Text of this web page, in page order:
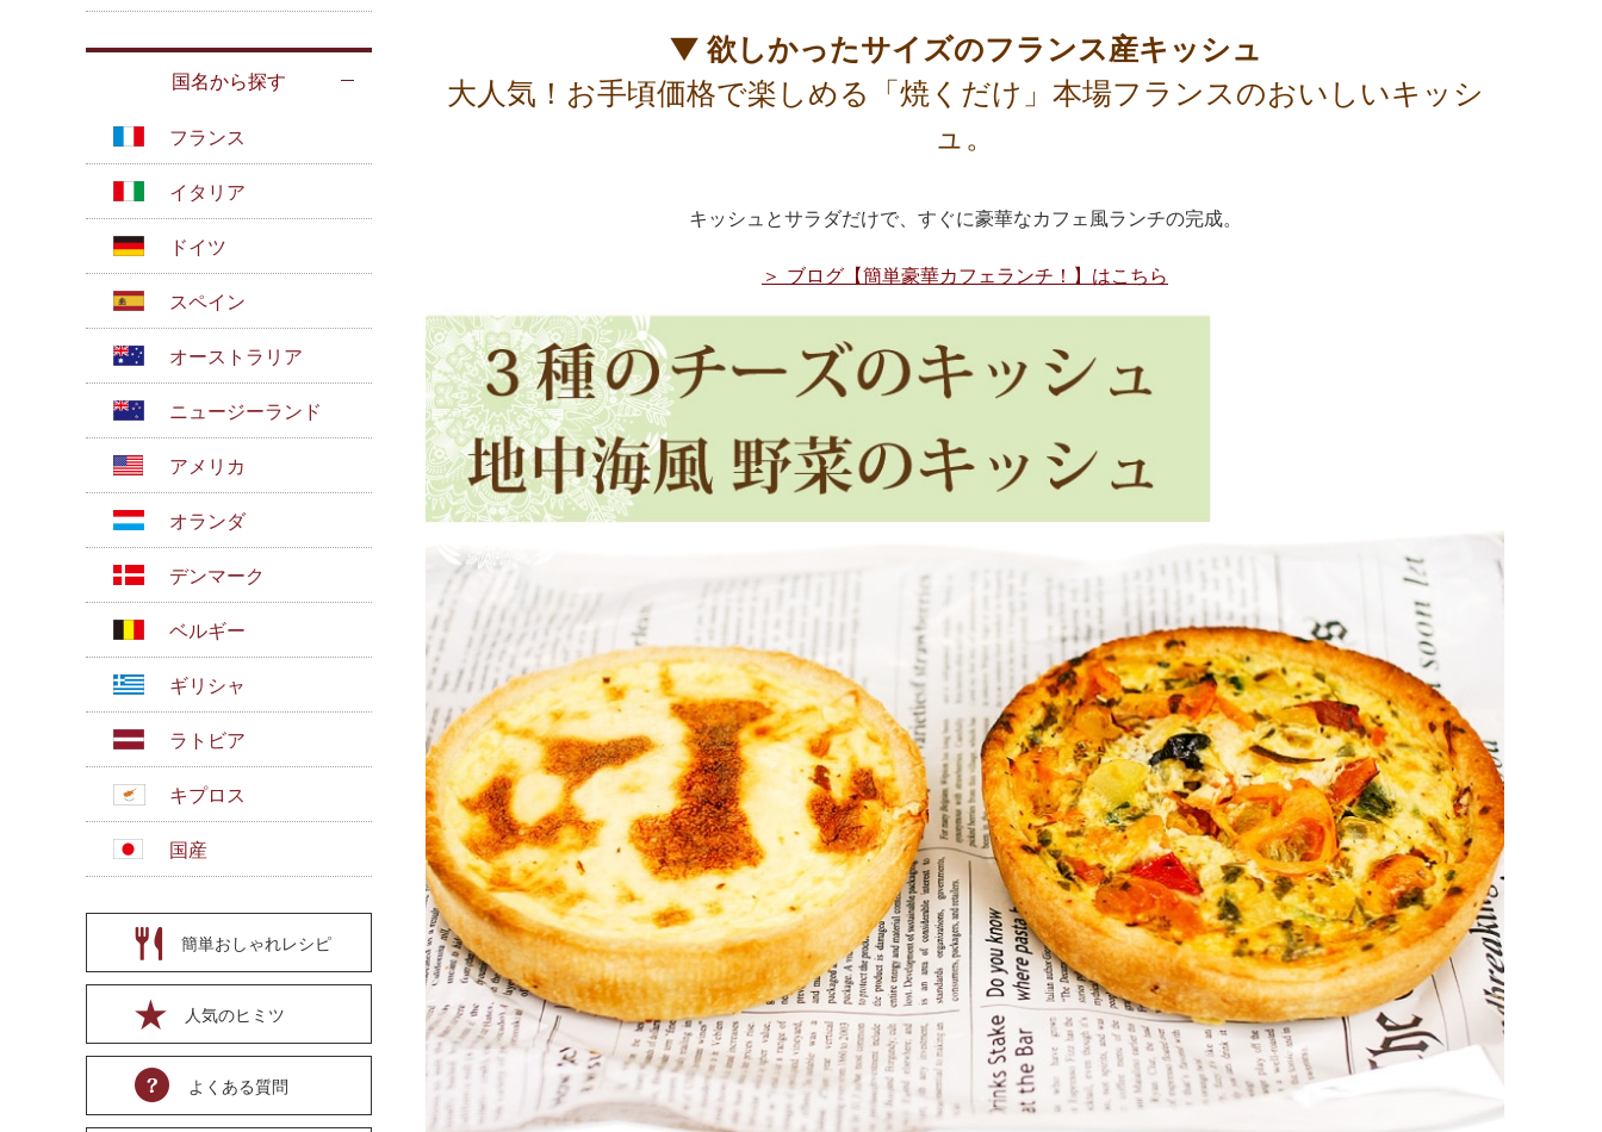
国名から探す
フランス
イタリア
ドイツ
スペイン
オーストラリア
ニュージーランド
アメリカ
オランダ
デンマーク
ベルギー
ギリシャ
ラトビア
キプロス
国産
簡単おしゃれレシピ
人気のヒミツ
よくある質問
▼ 欲しかったサイズのフランス産キッシュ
大人気！お手頃価格で楽しめる「焼くだけ」本場フランスのおいしいキッシ
ュ。
キッシュとサラダだけで、すぐに豪華なカフェ風ランチの完成。
＞ ブログ【簡単豪華カフェランチ！】はこちら